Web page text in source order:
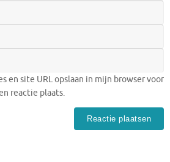
en site URL opslaan in mijn browser voor
reactie plaats.